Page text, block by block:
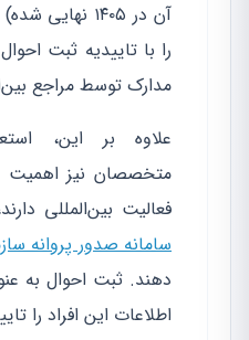
آن در ۱۴۰۵
را با تاییدیه ثبت
مدارک توسط مراجع
علاوه بر این،
متخصصان نیز اهمیت
فعالیت بین‌المللی
سامانه صدور پروانه
دهند. ثبت احوال به
اطلاعات این افراد را